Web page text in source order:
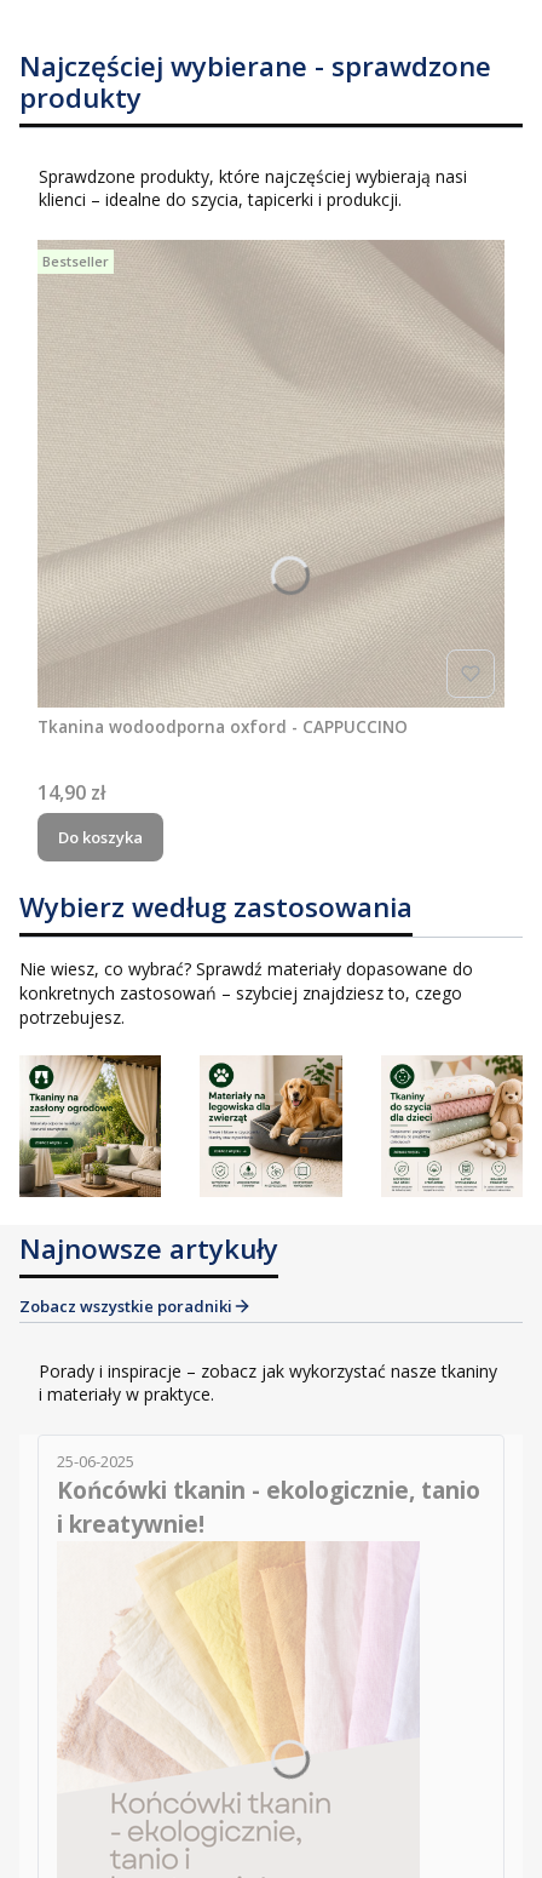
Najczęściej wybierane - sprawdzone
produkty
Sprawdzone produkty, które najczęściej wybierają nasi
klienci – idealne do szycia, tapicerki i produkcji.
Bestseller
Tkanina wodoodporna oxford - CAPPUCCINO
Cena
14,90 zł
Do koszyka
Wybierz według zastosowania
Nie wiesz, co wybrać? Sprawdź materiały dopasowane do
konkretnych zastosowań – szybciej znajdziesz to, czego
potrzebujesz.
Najnowsze artykuły
Zobacz wszystkie poradniki
Porady i inspiracje – zobacz jak wykorzystać nasze tkaniny
i materiały w praktyce.
25-06-2025
Końcówki tkanin - ekologicznie, tanio
i kreatywnie!